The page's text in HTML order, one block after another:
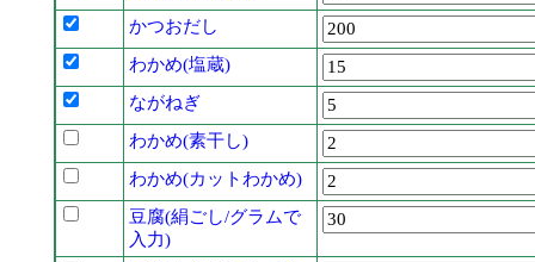
かつおだし
わかめ(塩蔵)
ながねぎ
わかめ(素干し)
わかめ(カットわかめ)
豆腐(絹ごし/グラムで
入力)